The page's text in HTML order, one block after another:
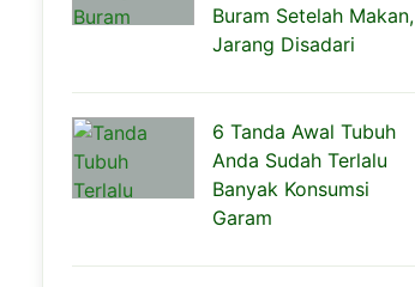
Buram Setelah Makan,
Jarang Disadari
6 Tanda Awal Tubuh
Anda Sudah Terlalu
Banyak Konsumsi
Garam